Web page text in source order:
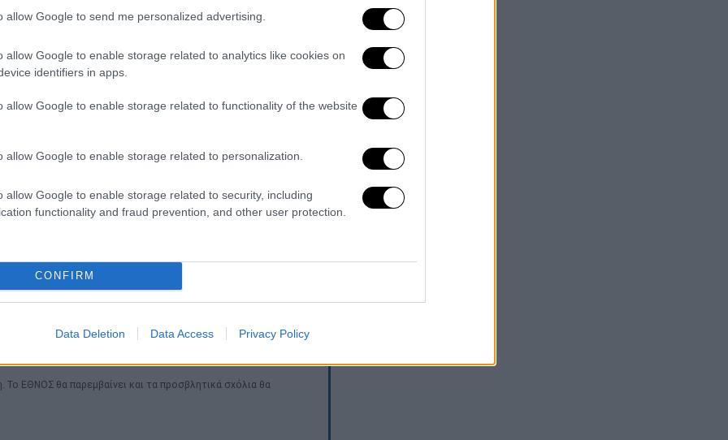
allow Google to send me personalized advertising.
allow Google to enable storage related to analytics like cookies on
identifiers in apps.
allow Google to enable storage related to functionality of the website
allow Google to enable storage related to personalization.
allow Google to enable storage related to security, including
functionality and fraud prevention, and other user protection.
CONFIRM
Data Deletion Data Access Privacy Policy
ανεξαρτησία του οργανισμού. Η πρόταση
και εντός της Επιτροπής Οικονομικών,
επιφυλάξεις.
στενά τις εξελίξεις, εκφράζοντας
ότιτυχόν κρατική παρέμβαση
να εκληφθεί ως απόπειρα ελέγχου
αρχές της Ένωσης. Μάλιστα,
το Ισραήλ να βρεθεί εκτός
παρόν, η συμμετοχή για το 2026 δε
μεταφέρεται ήδη για τα
ΕΘΝΟΣ θα παρεμβαίνει και τα προσβλητικά σχόλια θα